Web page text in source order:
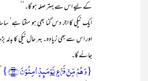
کے لیے اس سے بہتر صلہ ہو گا۔‘‘
ایک نیکی کا اجر دس گنا بھی ہو سکتا ہے‘
اور اس سے بھی زیادہ۔ بہر حال نیکی کا بدلہ
جائے گا۔
{وَ ہُمۡ مِّنۡ فَزَعٍ یَّوۡمَئِذٍ اٰمِنُوۡنَ ﴿۸۹﴾}